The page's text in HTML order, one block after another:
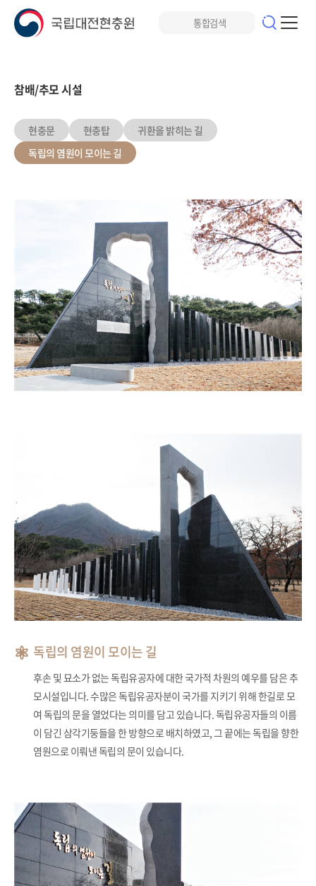
참배/추모 시설
현충문 현충탑
귀환을 밝히는 길
독립의 염원이 모이는 길
독립의 염원이 모이는 길
후손 및 묘소가 없는 독립유공자에 대한 국가적 차원의 예우를 담은 추
모시설입니다. 수많은 독립유공자분이 국가를 지키기 위해 한길로 모
여 독립의 문을 열었다는 의미를 담고 있습니다. 독립유공자들의 이름
이 담긴 삼각기둥들을 한 방향으로 배치하였고, 그 끝에는 독립을 향한
염원으로 이뤄낸 독립의 문이 있습니다.